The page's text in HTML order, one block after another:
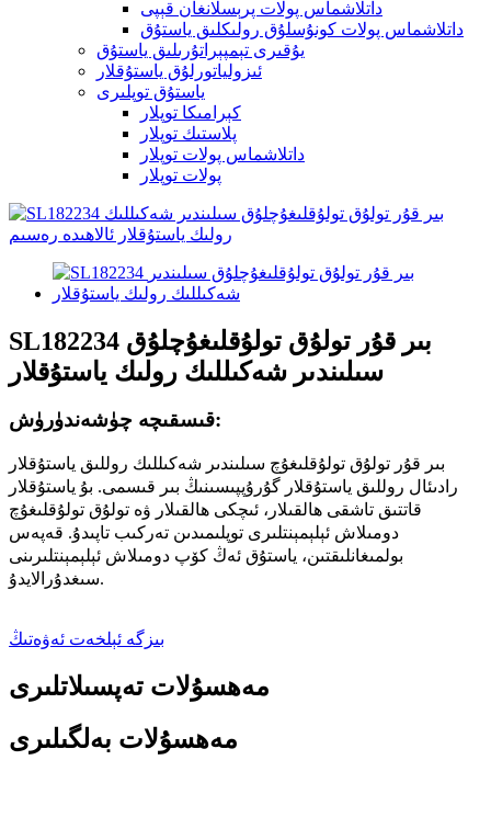
داتلاشماس پولات پرېسلانغان قېپى
داتلاشماس پولات كونۇسلۇق رولىكلىق ياستۇق
يۇقىرى تېمپېراتۇرىلىق ياستۇق
ئىزولياتورلۇق ياستۇقلار
ياستۇق توپلىرى
كېرامىكا توپلار
پلاستىك توپلار
داتلاشماس پولات توپلار
پولات توپلار
SL182234 بىر قۇر تولۇق تولۇقلىغۇچلۇق
سىلىندىر شەكىللىك رولىك ياستۇقلار
قىسقىچە چۈشەندۈرۈش:
بىر قۇر تولۇق تولۇقلىغۇچ سىلىندىر شەكىللىك روللىق ياستۇقلار
رادىئال روللىق ياستۇقلار گۇرۇپپىسىنىڭ بىر قىسمى. بۇ ياستۇقلار
قاتتىق تاشقى ھالقىلار، ئىچكى ھالقىلار ۋە تولۇق تولۇقلىغۇچ
دومىلاش ئېلېمېنتلىرى توپلىمىدىن تەركىب تاپىدۇ. قەپەس
بولمىغانلىقتىن، ياستۇق ئەڭ كۆپ دومىلاش ئېلېمېنتلىرىنى
سىغدۇرالايدۇ.
بىزگە ئېلخەت ئەۋەتىڭ
مەھسۇلات تەپسىلاتلىرى
مەھسۇلات بەلگىلىرى